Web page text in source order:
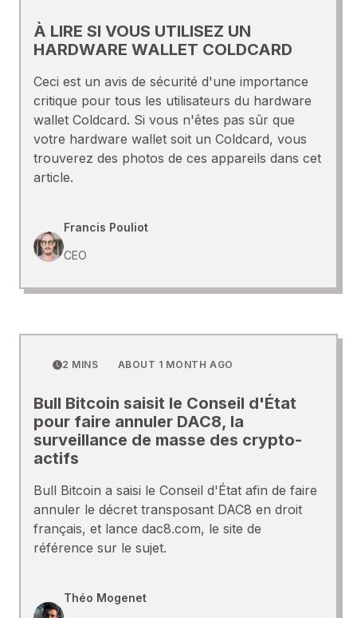
À LIRE SI VOUS UTILISEZ UN
HARDWARE WALLET COLDCARD
Ceci est un avis de sécurité d'une importance
critique pour tous les utilisateurs du hardware
wallet Coldcard. Si vous n'êtes pas sûr que
votre hardware wallet soit un Coldcard, vous
trouverez des photos de ces appareils dans cet
article.
Francis Pouliot
CEO
2 MINS ABOUT 1 MONTH AGO
Bull Bitcoin saisit le Conseil d'État
pour faire annuler DAC8, la
surveillance de masse des crypto-
actifs
Bull Bitcoin a saisi le Conseil d'État afin de faire
annuler le décret transposant DAC8 en droit
français, et lance dac8.com, le site de
référence sur le sujet.
Théo Mogenet